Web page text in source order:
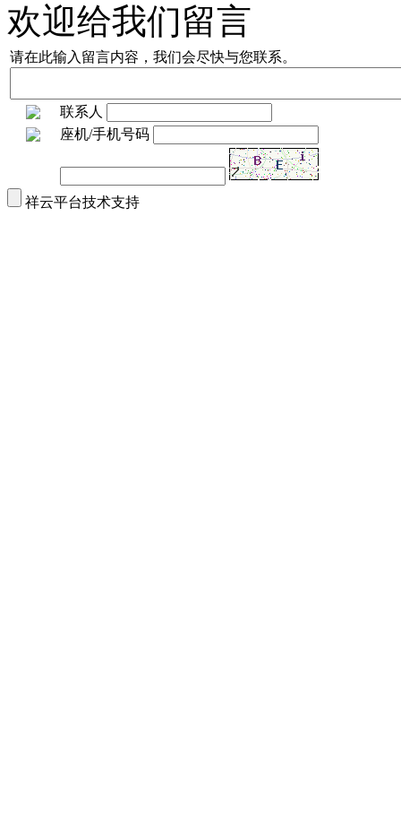
欢迎给我们留言
请在此输入留言内容，我们会尽快与您联系。
联系人
座机/手机号码
祥云平台技术支持